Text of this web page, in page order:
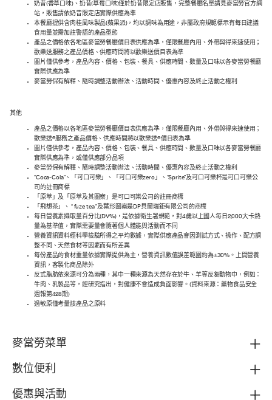
奶昔(香草口味)、奶昔(草莓口味)僅於奶昔限定店販售，完整餐廳名單請見麥當勞官方網
站，販售請依奶昔限定店實際供應為準
本餐廳提供含肉桂風味製品(蘋果派)，均以調味為用途，非屬政府規範標示有每日建議
食用量並需加註警語的產品型態
產品之價格依各地區麥當勞餐廳價目表供應為準，僅限餐廳內用、外帶與得來速使用；
歡樂送服務之產品價格、供應時間將以歡樂送價目表為準
圖片僅供參考，產品內容、價格、包裝、餐具、供應時間、數量及口味以各麥當勞餐廳
實際供應為準
麥當勞保有解釋、隨時調整活動辦法、活動時間、優惠內容及終止活動之權利
其他
產品之價格以各地區麥當勞餐廳價目表供應為準，僅限餐廳內用、外帶與得來速使用；
歡樂送®服務之產品價格、供應時間將以歡樂送®價目表為準
圖片僅供參考，產品內容、價格、包裝、餐具、供應時間、數量及口味以各麥當勞餐廳
實際供應為準，或僅供應部分品項
麥當勞保有解釋、隨時調整活動辦法、活動時間、優惠內容及終止活動之權利
“Coca-Cola”、「可口可樂」、「可口可樂zero」、“Sprite”及可口可樂杯是可口可樂公
司的註冊商標
「原萃」及「原萃及其圖案」是可口可樂公司的註冊商標
「飛想茶」、 “ fuze tea ”及葉形圖案是DP貝爾瑞鉅有限公司的商標
每日營養素攝取量百分比(DV%)，是依據衛生署規範，對4歲以上國人每日2,000大卡熱
量為基準值，實際需要量會隨著個人體能與活動而不同
營養資訊資料經科學檢驗所得之平均數據，實際供應產品會因測試方式、操作、配方調
整不同、天然食材等因素而有所差異
每份產品的食材重量依據實際提供為主，營養資訊數值誤差範圍約為±30%。上開營養
資訊，客製化商品除外
反式脂肪依來源可分為兩種，其中一種來源為天然存在於牛、羊等反芻動物中，例如：
牛肉、乳製品等，經研究指出，對健康不會造成負面影響。(資料來源：藥物食品安全
週報第428期)
過敏原僅考量該產品之原料
麥當勞菜單
數位便利
優惠與活動